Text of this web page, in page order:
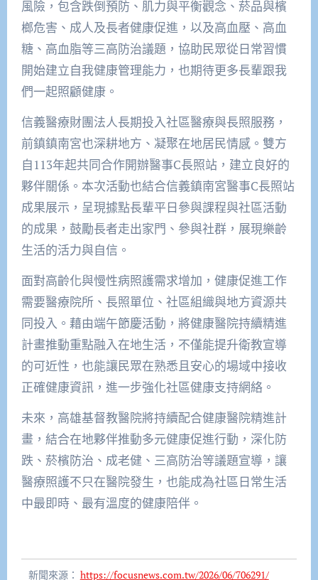
風險，包含跌倒預防、肌力與平衡觀念、菸品與檳
榔危害、成人及長者健康促進，以及高血壓、高血
糖、高血脂等三高防治議題，協助民眾從日常習慣
開始建立自我健康管理能力，也期待更多長輩跟我
們一起照顧健康。
信義醫療財團法人長期投入社區醫療與長照服務，
前鎮鎮南宮也深耕地方、凝聚在地居民情感。雙方
自113年起共同合作開辦醫事C長照站，建立良好的
夥伴關係。本次活動也結合信義鎮南宮醫事C長照站
成果展示，呈現據點長輩平日參與課程與社區活動
的成果，鼓勵長者走出家門、參與社群，展現樂齡
生活的活力與自信。
面對高齡化與慢性病照護需求增加，健康促進工作
需要醫療院所、長照單位、社區組織與地方資源共
同投入。藉由端午節慶活動，將健康醫院持續精進
計畫推動重點融入在地生活，不僅能提升衛教宣導
的可近性，也能讓民眾在熟悉且安心的場域中接收
正確健康資訊，進一步強化社區健康支持網絡。
未來，高雄基督教醫院將持續配合健康醫院精進計
畫，結合在地夥伴推動多元健康促進行動，深化防
跌、菸檳防治、成老健、三高防治等議題宣導，讓
醫療照護不只在醫院發生，也能成為社區日常生活
中最即時、最有溫度的健康陪伴。
新聞來源： https://focusnews.com.tw/2026/06/706291/